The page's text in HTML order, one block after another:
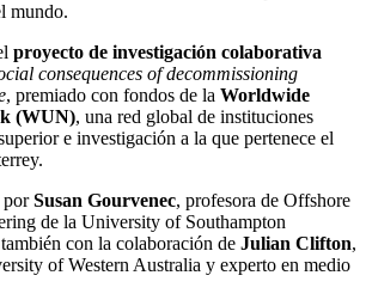
mundo.
proyecto de investigación colaborativa
consequences of decommissioning
, premiado con fondos de la Worldwide
(WUN), una red global de instituciones
e investigación a la que pertenece el
porSusan Gourvenec, profesora de Offshore
de la University of Southampton
con la colaboración de Julian Clifton,
of Western Australia y experto en medio